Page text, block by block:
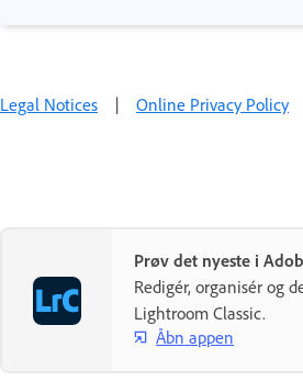
Legal Notices | Online Privacy Policy
Prøv det nyeste i
Redigér, organisér og
Lightroom Classic.
Åbn appen